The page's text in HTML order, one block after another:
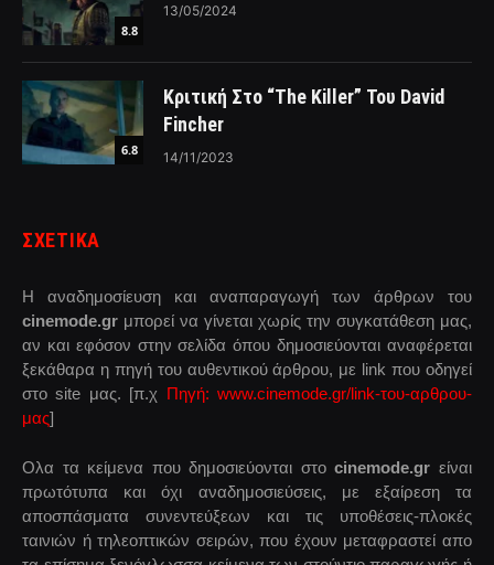
8.8
13/05/2024
6.8
Κριτική Στο “The Killer” Του David
Fincher
14/11/2023
ΣΧΕΤΙΚΑ
Η αναδημοσίευση και αναπαραγωγή των άρθρων του
cinemode.gr μπορεί να γίνεται χωρίς την συγκατάθεση μας,
αν και εφόσον στην σελίδα όπου δημοσιεύονται αναφέρεται
ξεκάθαρα η πηγή του αυθεντικού άρθρου, με link που οδηγεί
στο site μας. [π.χ Πηγή: www.cinemode.gr/link-του-αρθρου-
μας]
Ολα τα κείμενα που δημοσιεύονται στοcinemode.gr είναι
πρωτότυπα και όχι αναδημοσιεύσεις, με εξαίρεση τα
αποσπάσματα συνεντεύξεων και τις υποθέσεις-πλοκές
ταινιών ή τηλεοπτικών σειρών, που έχουν μεταφραστεί απο